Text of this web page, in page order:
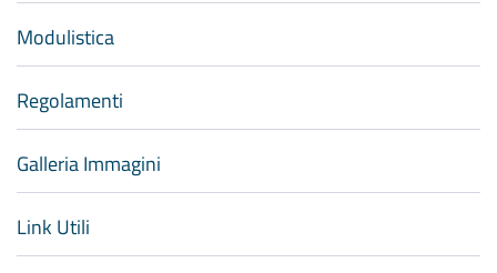
Modulistica
Regolamenti
Galleria Immagini
Link Utili